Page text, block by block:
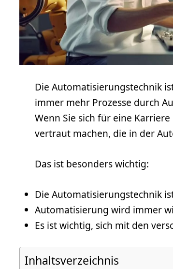
Die Automatisierungstechnik
immer mehr Prozesse durch
Wenn Sie sich für eine
vertraut machen, die in der
Das ist besonders wichtig:
Die Automatisierungstechnik
Automatisierung wird immer
Es ist wichtig, sich mit den
Inhaltsverzeichnis